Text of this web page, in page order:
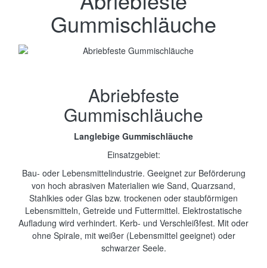
Gummischläuche
Abriebfeste
Gummischläuche
Langlebige Gummischläuche
Einsatzgebiet:
Bau- oder Lebensmittelindustrie. Geeignet zur Beförderung
von hoch abrasiven Materialien wie Sand, Quarzsand,
Stahlkies oder Glas bzw. trockenen oder staubförmigen
Lebensmitteln, Getreide und Futtermittel. Elektrostatische
Aufladung wird verhindert. Kerb- und Verschleißfest. Mit oder
ohne Spirale, mit weißer (Lebensmittel geeignet) oder
schwarzer Seele.